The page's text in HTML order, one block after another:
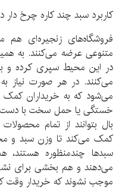
کاربرد سبد چند کاره چرخ دار
فروشگاه‌های زنجیره‌ای هم
متنوعی عرضه می‌کنند. به
در این محیط سپری کرده و
می‌کنند. در هر صورت نیاز
می‌شود که به خریداران کمک
خستگی یا حمل سخت با دست
بال بتوانند از تمام
کمک می‌کند تا وزن سبد و
سبدها چندمنظوره
می‌دهند و هم بخشی برای
موجب نشوند که خریدار وقت